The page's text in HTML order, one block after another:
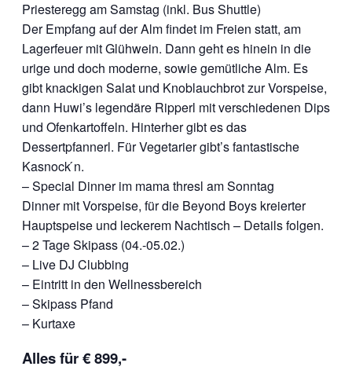
Priesteregg am Samstag (inkl. Bus Shuttle)
Der Empfang auf der Alm findet im Freien statt, am
Lagerfeuer mit Glühwein. Dann geht es hinein in die
urige und doch moderne, sowie gemütliche Alm. Es
gibt knackigen Salat und Knoblauchbrot zur Vorspeise,
dann Huwi’s legendäre Ripperl mit verschiedenen Dips
und Ofenkartoffeln. Hinterher gibt es das
Dessertpfannerl. Für Vegetarier gibt’s fantastische
Kasnock ́n.
– Special Dinner im mama thresl am Sonntag
Dinner mit Vorspeise, für die Beyond Boys kreierter
Hauptspeise und leckerem Nachtisch – Details folgen.
– 2 Tage Skipass (04.-05.02.)
– Live DJ Clubbing
– Eintritt in den Wellnessbereich
– Skipass Pfand
– Kurtaxe
Alles für € 899,-